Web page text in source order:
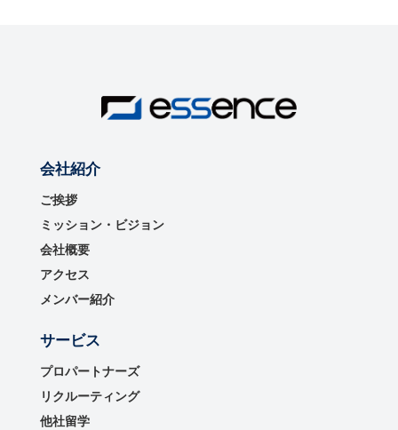
会社紹介
ご挨拶
ミッション・ビジョン
会社概要
アクセス
メンバー紹介
サービス
プロパートナーズ
リクルーティング
他社留学